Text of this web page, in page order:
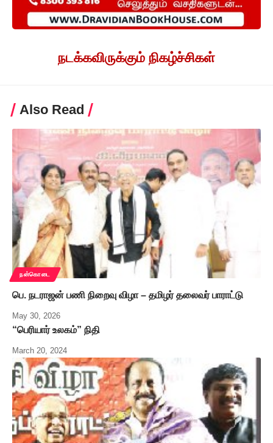
நடக்கவிருக்கும் நிகழ்ச்சிகள்
Also Read
நன்கொடை
பெ. நடராஜன் பணி நிறைவு விழா – தமிழர் தலைவர் பாராட்டு
May 30, 2026
“பெரியார் உலகம்” நிதி
March 20, 2024